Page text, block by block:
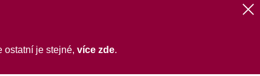
ostatní je stejné, více zde.